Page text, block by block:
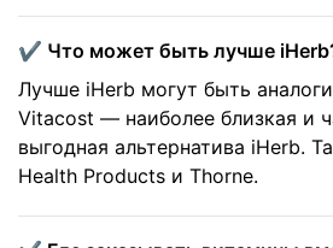
✔️ Что может быть лучше
Лучше iHerb могут быть
Vitacost — наиболее близкая и
выгодная альтернатива iHerb.
Health Products и Thorne.